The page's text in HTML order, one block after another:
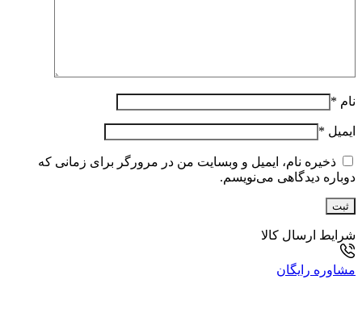
نام *
ایمیل *
ذخیره نام، ایمیل و وبسایت من در مرورگر برای زمانی که
دوباره دیدگاهی می‌نویسم.
شرایط ارسال کالا
مشاوره رایگان